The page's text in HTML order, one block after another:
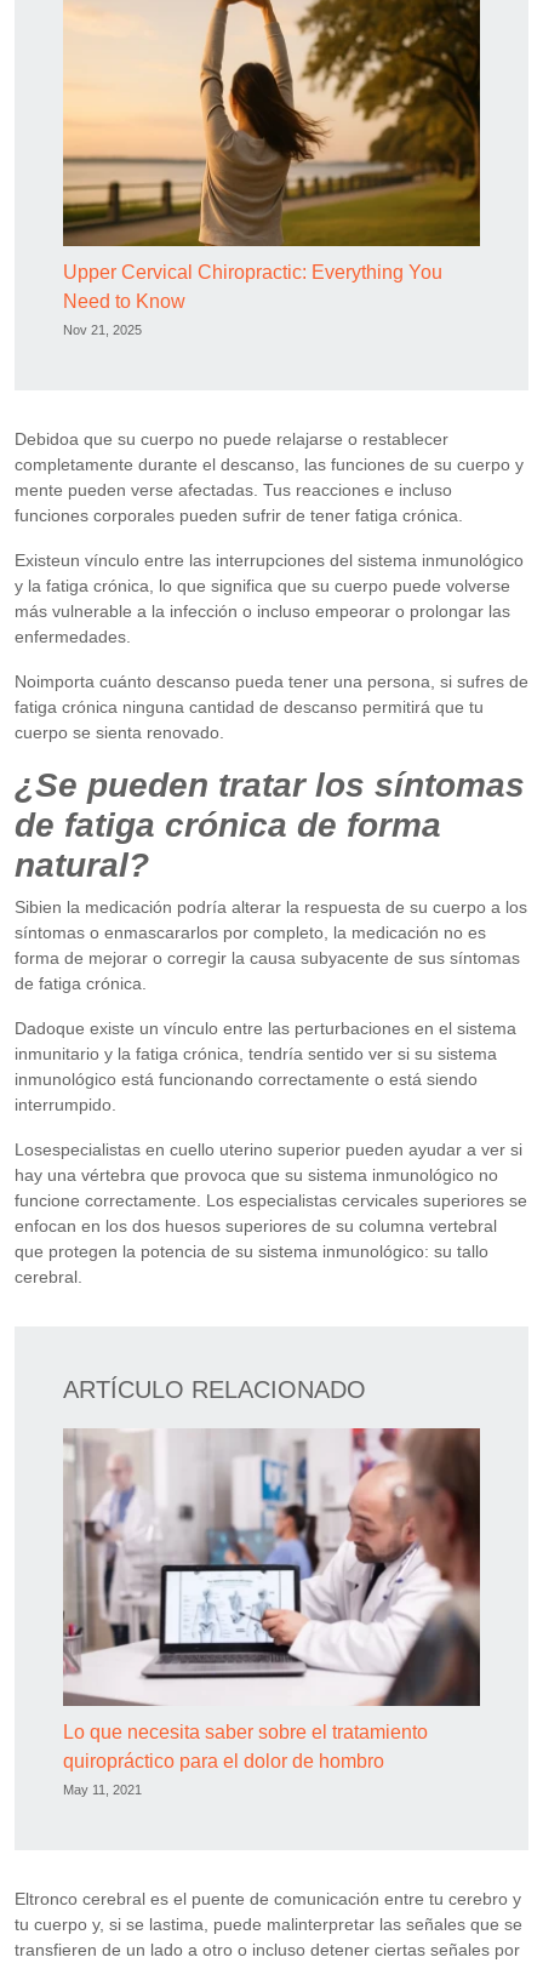
Upper Cervical Chiropractic: Everything You
Need to Know
Nov 21, 2025
Debidoa que su cuerpo no puede relajarse o restablecer
completamente durante el descanso, las funciones de su cuerpo y
mente pueden verse afectadas. Tus reacciones e incluso
funciones corporales pueden sufrir de tener fatiga crónica.
Existeun vínculo entre las interrupciones del sistema inmunológico
y la fatiga crónica, lo que significa que su cuerpo puede volverse
más vulnerable a la infección o incluso empeorar o prolongar las
enfermedades.
Noimporta cuánto descanso pueda tener una persona, si sufres de
fatiga crónica ninguna cantidad de descanso permitirá que tu
cuerpo se sienta renovado.
¿Se pueden tratar los síntomas
de fatiga crónica de forma
natural?
Sibien la medicación podría alterar la respuesta de su cuerpo a los
síntomas o enmascararlos por completo, la medicación no es
forma de mejorar o corregir la causa subyacente de sus síntomas
de fatiga crónica.
Dadoque existe un vínculo entre las perturbaciones en el sistema
inmunitario y la fatiga crónica, tendría sentido ver si su sistema
inmunológico está funcionando correctamente o está siendo
interrumpido.
Losespecialistas en cuello uterino superior pueden ayudar a ver si
hay una vértebra que provoca que su sistema inmunológico no
funcione correctamente. Los especialistas cervicales superiores se
enfocan en los dos huesos superiores de su columna vertebral
que protegen la potencia de su sistema inmunológico: su tallo
cerebral.
ARTÍCULO RELACIONADO
Lo que necesita saber sobre el tratamiento
quiropráctico para el dolor de hombro
May 11, 2021
Eltronco cerebral es el puente de comunicación entre tu cerebro y
tu cuerpo y, si se lastima, puede malinterpretar las señales que se
transfieren de un lado a otro o incluso detener ciertas señales por